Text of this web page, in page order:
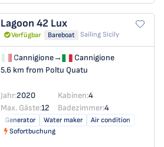
Lagoon 42 Lux
Verfügbar Bareboat Sailing Sicily
Cannigione→
Cannigione
5.6 km from Poltu Quatu
Jahr:2020 Kabinen:4
Max. Gäste:12 Badezimmer:4
Generator Water maker
Air condition
Sofortbuchung